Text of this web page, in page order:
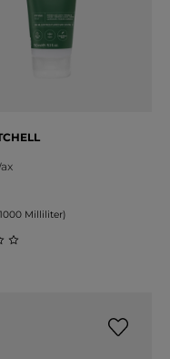
Milliliter)